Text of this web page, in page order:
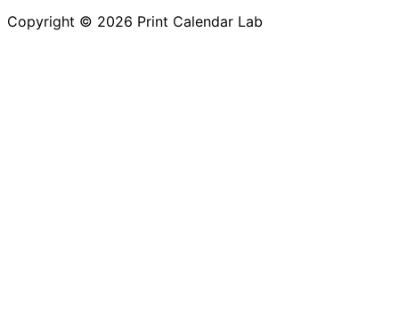
Copyright © 2026 Print Calendar Lab